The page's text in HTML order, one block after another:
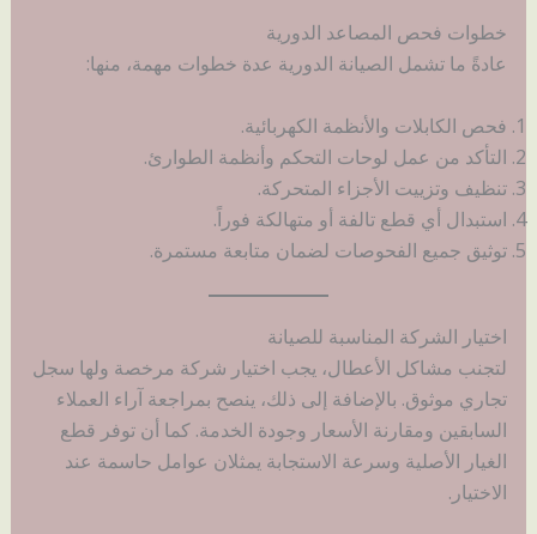
خطوات فحص المصاعد الدورية
عادةً ما تشمل الصيانة الدورية عدة خطوات مهمة، منها:
فحص الكابلات والأنظمة الكهربائية.
التأكد من عمل لوحات التحكم وأنظمة الطوارئ.
تنظيف وتزييت الأجزاء المتحركة.
استبدال أي قطع تالفة أو متهالكة فوراً.
توثيق جميع الفحوصات لضمان متابعة مستمرة.
اختيار الشركة المناسبة للصيانة
لتجنب مشاكل الأعطال، يجب اختيار شركة مرخصة ولها سجل
تجاري موثوق. بالإضافة إلى ذلك، ينصح بمراجعة آراء العملاء
السابقين ومقارنة الأسعار وجودة الخدمة. كما أن توفر قطع
الغيار الأصلية وسرعة الاستجابة يمثلان عوامل حاسمة عند
الاختيار.